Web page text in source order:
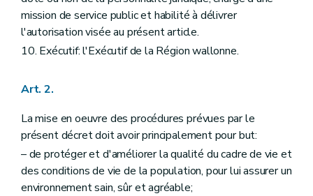
mission de service public et habilité à délivrer
l'autorisation visée au présent article.
10. Exécutif: l'Exécutif de la Région wallonne.
Art. 2.
La mise en oeuvre des procédures prévues par le
présent décret doit avoir principalement pour but:
– de protéger et d'améliorer la qualité du cadre de vie et
des conditions de vie de la population, pour lui assurer un
environnement sain, sûr et agréable;